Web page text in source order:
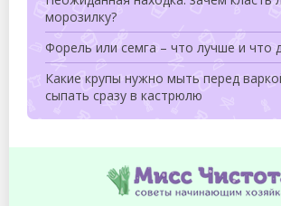
морозилку?
Форель или семга – что лучше и что
Какие крупы нужно мыть перед
сыпать сразу в кастрюлю